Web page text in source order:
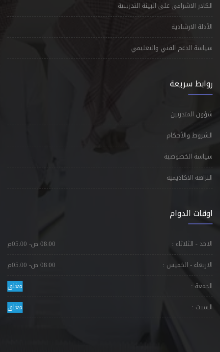
الكادر الاشرافي على البيئة التدريبية
الأدلة الارشادية
سياسة الدعم الفني والتعليمي
روابط سريعة
شؤون المتدربين
الشروط والأحكام
سياسة الخصوصية
النزاهة الاكاديمية
اوقات الدوام
الاحد - الثلاثاء :
08.00 ص- 05.00م
الاربعاء - الخميس :
08.00 ص- 05.00م
الجمعة :
مغلق
السبت :
مغلق